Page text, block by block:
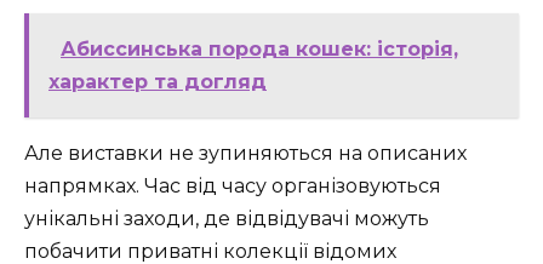
Абиссинська порода кошек: історія,
характер та догляд
Але виставки не зупиняються на описаних
напрямках. Час від часу організовуються
унікальні заходи, де відвідувачі можуть
побачити приватні колекції відомих